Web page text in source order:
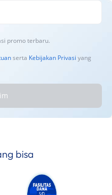
promo terbaru.
serta Kebijakan Privasi yang
bisa